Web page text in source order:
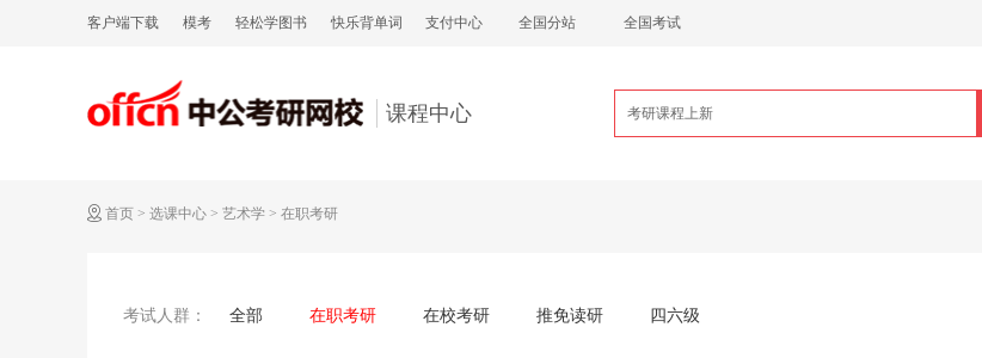
客户端下载 模考 轻松学图书 快乐背单词 支付中心 全国分站 全国考试
课程中心
首页 > 选课中心 > 艺术学 > 在职考研
考试人群： 全部 在职考研 在校考研 推免读研 四六级